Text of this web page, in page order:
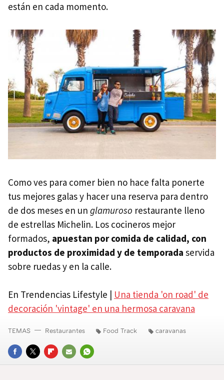
están en cada momento.
Como ves para comer bien no hace falta ponerte
tus mejores galas y hacer una reserva para dentro
de dos meses en un glamuroso restaurante lleno
de estrellas Michelin. Los cocineros mejor
formados, apuestan por comida de calidad, con
productos de proximidad y de temporada servida
sobre ruedas y en la calle.
En Trendencias Lifestyle | Una tienda 'on road' de
decoración 'vintage' en una hermosa caravana
FACEBOOK
TWITTERFLIPBOARD
E-
WHATSAPP
TEMAS Restaurantes Food Track caravanas